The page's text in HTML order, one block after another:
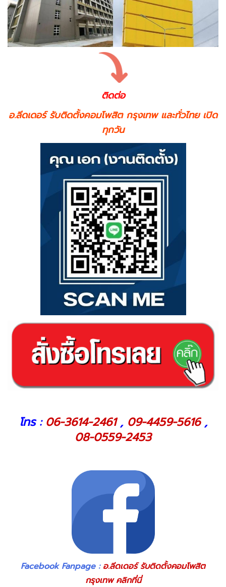
ติดต่อ
อ.ลีดเดอร์ รับติดตั้งคอมโพสิต กรุงเทพ และทั่วไทย เปิด
ทุกวัน
โทร : 06-3614-2461, 09-4459-5616 ,
08-0559-2453
Facebook Fanpage : อ.ลีดเดอร์ รับติดตั้งคอมโพสิต
กรุงเทพ คลิกที่นี่